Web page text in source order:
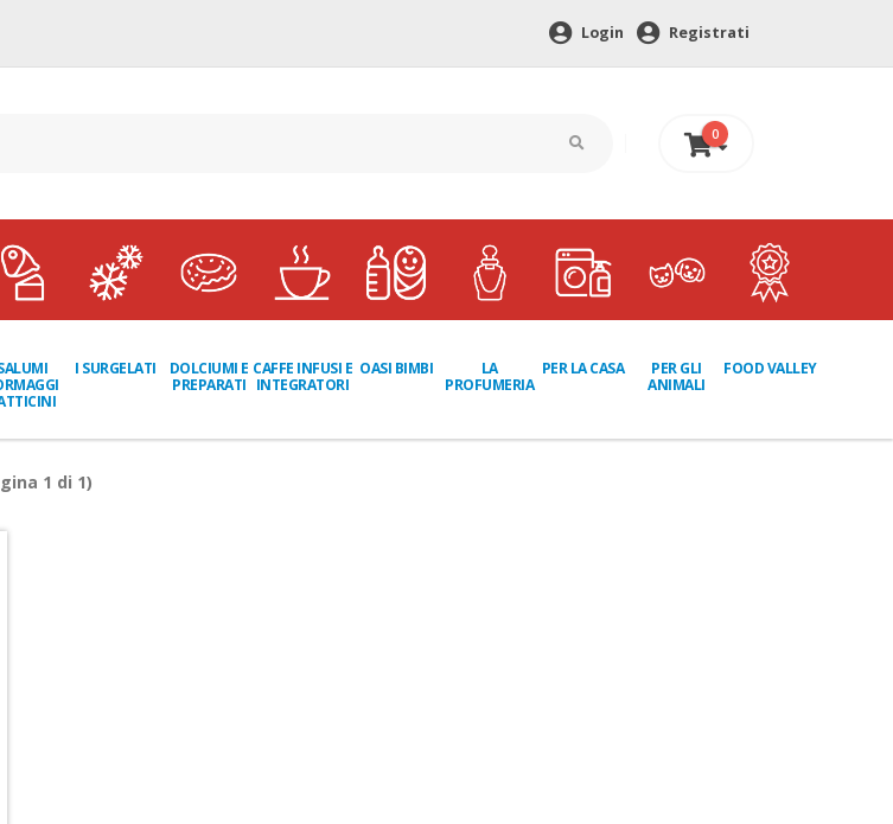
Login Registrati
0
0 €
I SURGELATI
DOLCIUMI E
PREPARATI
CAFFE INFUSI E
INTEGRATORI
OASI BIMBI
LA
PROFUMERIA
PER LA CASA
PER GLI
ANIMALI
FOOD VALLEY
1 di 1)